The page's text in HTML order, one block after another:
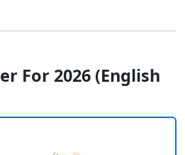
For 2026 (English